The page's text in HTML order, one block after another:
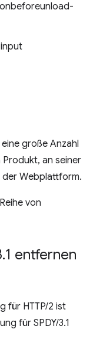
große Anzahl
an seiner
der Webplattform.
von
.1 entfernen
für HTTP/2 ist
für SPDY/3.1